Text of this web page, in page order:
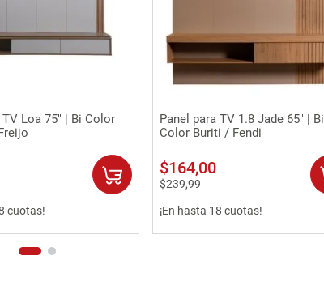
Vista rápida
TV Loa 75" | Bi Color
cuotas!
Vista rápida
Panel para TV 1.8 Jade 65" | Bi
Color Buriti / Fendi
$164,00
$239,99
¡En hasta 18 cuotas!